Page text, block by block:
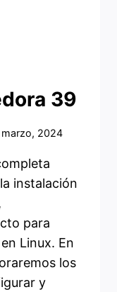
39
2024
instalación
para
Linux. En
los
y